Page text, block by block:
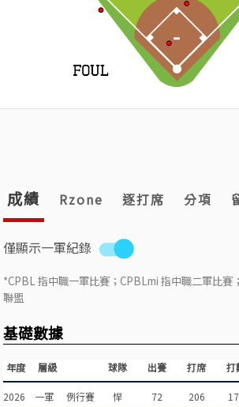
成績 Rzone 逐打席 分項
僅顯示一軍紀錄
*CPBL 指中職一軍比賽；CPBLmi 指中職二軍比賽
聯盟
基礎數據
年度 層級 球隊 出賽 打席 打
2026 一軍 例行賽 悍 72 206